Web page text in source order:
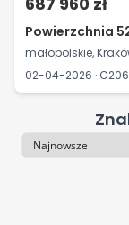
Powierzchnia
małopolskie,
02-04-2026 ·
Sortowanie